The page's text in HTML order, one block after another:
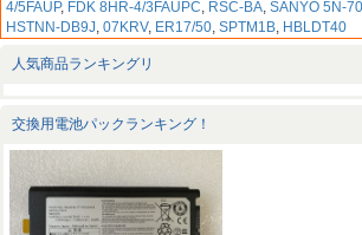
4/5FAUP, FDK 8HR-4/3FAUPC, RSC-BA, SANYO 5N-
HSTNN-DB9J, 07KRV, ER17/50, SPTM1B, HBLDT40
人気商品ランキングリ
交換用電池パックランキング！